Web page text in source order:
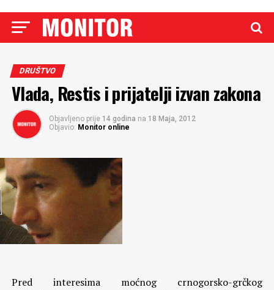
DRUŠTVO
Vlada, Restis i prijatelji izvan zakona
Objavljeno prije 14 godina na 18 Maja, 2012
Objavio: Monitor online
Pred interesima moćnog crnogorsko-grčkog